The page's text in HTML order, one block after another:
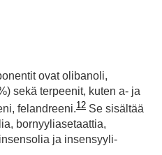
ovat olibanoli,
sekä terpeenit, kuten a- ja
felandreeni.12 Se sisältää
bornyyliasetaattia,
ja insensyyli-